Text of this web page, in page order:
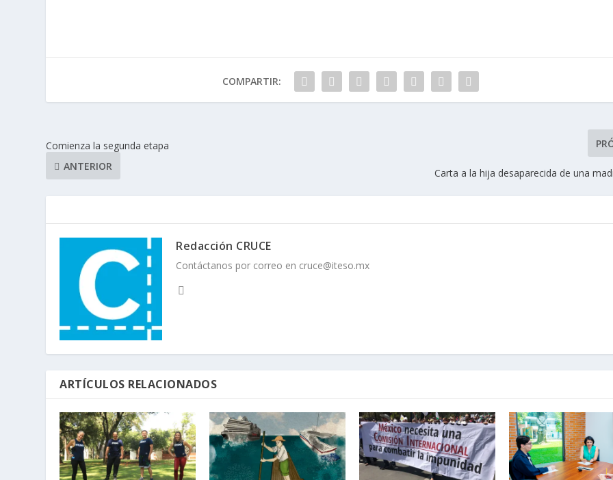
COMPARTIR:
Comienza la segunda etapa
ANTERIOR
Carta a la hija desaparecida de una
Redacción CRUCE
Contáctanos por correo en cruce@iteso.mx
ARTÍCULOS RELACIONADOS